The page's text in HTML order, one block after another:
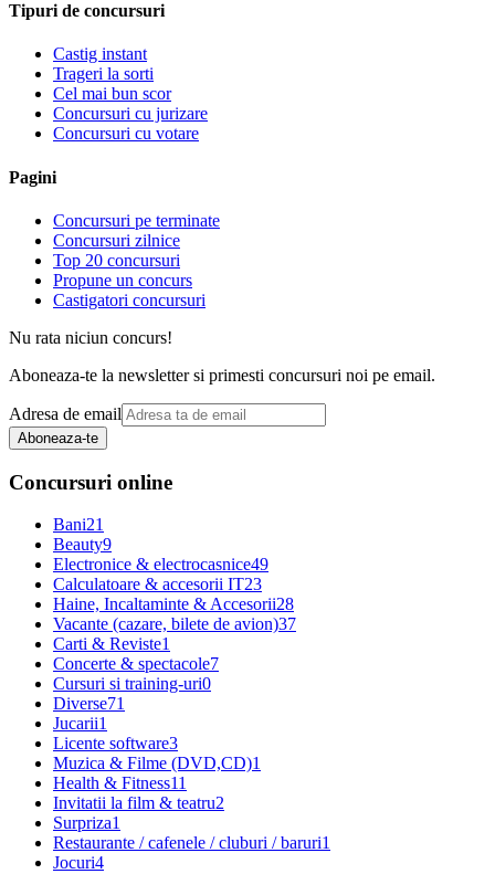
Tipuri de concursuri
Castig instant
Trageri la sorti
Cel mai bun scor
Concursuri cu jurizare
Concursuri cu votare
Pagini
Concursuri pe terminate
Concursuri zilnice
Top 20 concursuri
Propune un concurs
Castigatori concursuri
Nu rata niciun concurs!
Aboneaza-te la newsletter si primesti concursuri noi pe email.
Adresa de email
Aboneaza-te
Concursuri online
Bani21
Beauty9
Electronice & electrocasnice49
Calculatoare & accesorii IT23
Haine, Incaltaminte & Accesorii28
Vacante (cazare, bilete de avion)37
Carti & Reviste1
Concerte & spectacole7
Cursuri si training-uri0
Diverse71
Jucarii1
Licente software3
Muzica & Filme (DVD,CD)1
Health & Fitness11
Invitatii la film & teatru2
Surpriza1
Restaurante / cafenele / cluburi / baruri1
Jocuri4